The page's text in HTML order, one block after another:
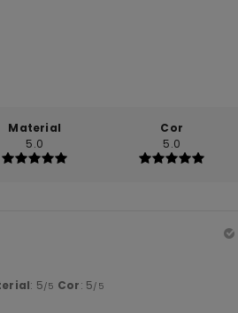
Material
5.0
Cor
5.0
: 5/5 Cor: 5/5